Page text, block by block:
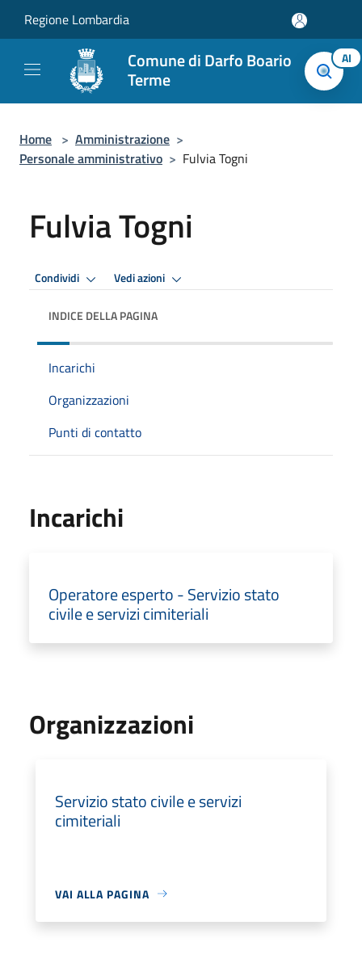
Regione Lombardia
Comune di Darfo Boario
Terme
AI
Home > Amministrazione >
Personale amministrativo > Fulvia Togni
Fulvia Togni
Condividi Vedi azioni
INDICE DELLA PAGINA
Incarichi
Organizzazioni
Punti di contatto
Incarichi
Operatore esperto - Servizio stato
civile e servizi cimiteriali
Organizzazioni
Servizio stato civile e servizi
cimiteriali
VAI ALLA PAGINA